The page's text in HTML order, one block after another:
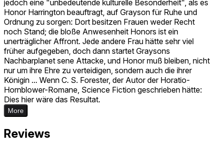
jedoch eine "unbedeutende kulturelle Besonderheit", als es
Honor Harrington beauftragt, auf Grayson für Ruhe und
Ordnung zu sorgen: Dort besitzen Frauen weder Recht
noch Stand; die bloße Anwesenheit Honors ist ein
unerträglicher Affront. Jede andere Frau hätte sehr viel
früher aufgegeben, doch dann startet Graysons
Nachbarplanet sene Attacke, und Honor muß bleiben, nicht
nur um ihre Ehre zu verteidigen, sondern auch die ihrer
Königin ... Wenn C. S. Forester, der Autor der Horatio-
Hornblower-Romane, Science Fiction geschrieben hätte:
Dies hier wäre das Resultat.
More
Reviews